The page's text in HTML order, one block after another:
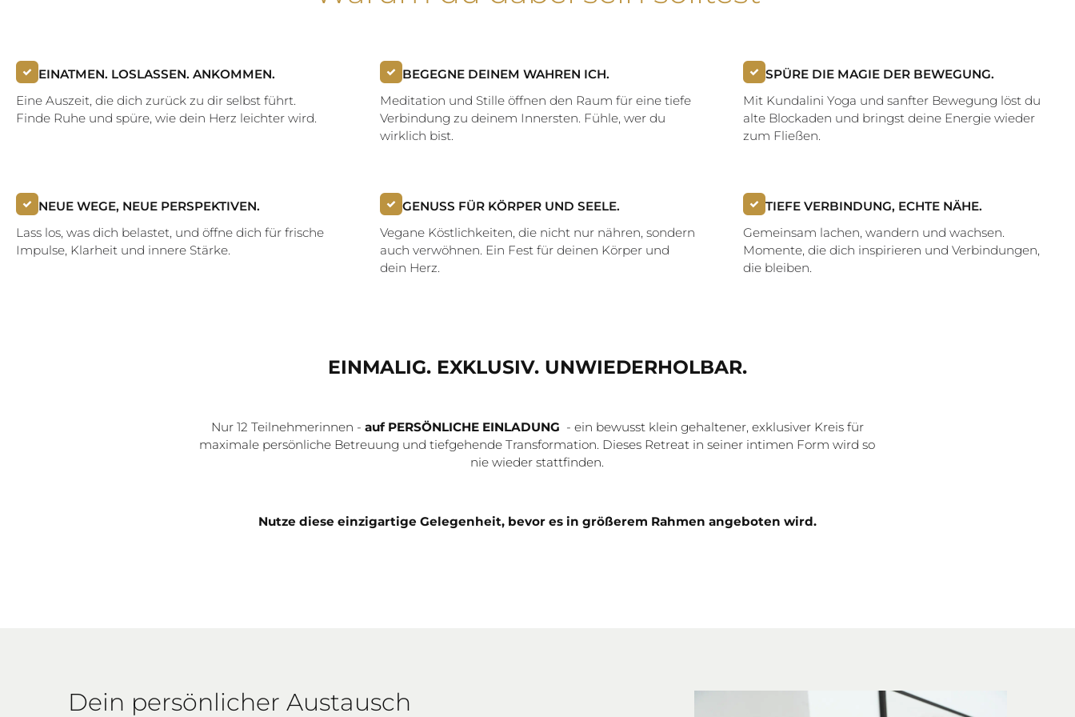
EINATMEN. LOSLASSEN. ANKOMMEN.
Eine Auszeit, die dich zurück zu dir selbst führt.
Finde Ruhe und spüre, wie dein Herz leichter wird.
BEGEGNE DEINEM WAHREN ICH.
Meditation und Stille öffnen den Raum für eine tiefe
Verbindung zu deinem Innersten. Fühle, wer du
wirklich bist.
SPÜRE DIE MAGIE DER BEWEGUNG.
Mit Kundalini Yoga und sanfter Bewegung löst du
alte Blockaden und bringst deine Energie wieder
zum Fließen.
NEUE WEGE, NEUE PERSPEKTIVEN.
Lass los, was dich belastet, und öffne dich für frische
Impulse, Klarheit und innere Stärke.
GENUSS FÜR KÖRPER UND SEELE.
Vegane Köstlichkeiten, die nicht nur nähren, sondern
auch verwöhnen. Ein Fest für deinen Körper und
dein Herz.
TIEFE VERBINDUNG, ECHTE NÄHE.
Gemeinsam lachen, wandern und wachsen.
Momente, die dich inspirieren und Verbindungen,
die bleiben.
EINMALIG. EXKLUSIV. UNWIEDERHOLBAR.
Nur 12 Teilnehmerinnen - auf PERSÖNLICHE EINLADUNG - ein bewusst klein gehaltener, exklusiver Kreis für
maximale persönliche Betreuung und tiefgehende Transformation. Dieses Retreat in seiner intimen Form wird so
nie wieder stattfinden.
Nutze diese einzigartige Gelegenheit, bevor es in größerem Rahmen angeboten wird.
Dein persönlicher Austausch